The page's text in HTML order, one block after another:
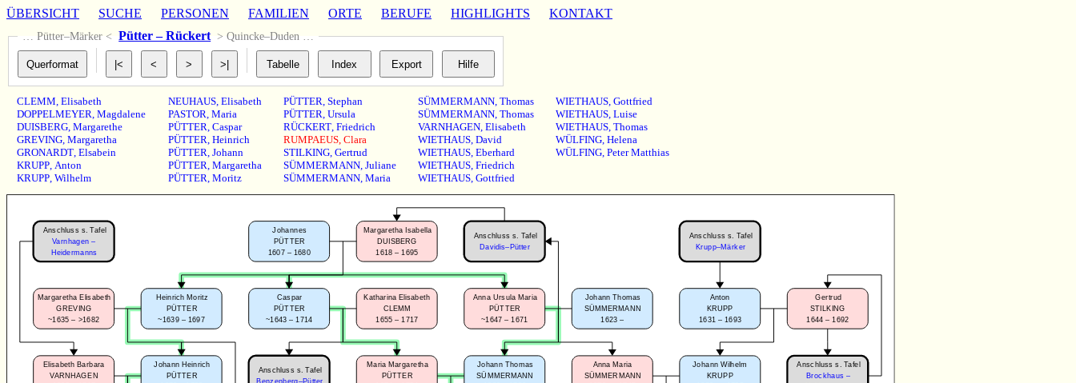
ÜBERSICHT SUCHE PERSONEN FAMILIEN ORTE BERUFE HIGHLIGHTS KONTAKT
… Pütter–Märker < Pütter – Rückert > Quincke–Duden …
CLEMM ,Elisabeth
DOPPELMEYER ,Magdalene
DUISBERG ,Margarethe
GREVING ,Margaretha
GRONARDT ,Elsabein
KRUPP Anton
KRUPP ,Wilhelm
NEUHAUS, Elisabeth
PASTOR Maria
PÜTTER Caspar
PÜTTER Heinrich
PÜTTER Johann
PÜTTER Margaretha
PÜTTER Moritz
PÜTTER Stephan
PÜTTER Ursula
RÜCKERT, Friedrich
RUMPAEUS, Clara
STILKING, Gertrud
SÜMMERMANN, Juliane
SÜMMERMANN, Maria
SÜMMERMANN, Thomas
SÜMMERMANN, Thomas
VARNHAGEN, Elisabeth
WIETHAUS, David
WIETHAUS, Eberhard
WIETHAUS, Friedrich
WIETHAUS, Gottfried
WIETHAUS, Gottfried
WIETHAUS, Luise
WIETHAUS, Thomas
WÜLFING, Helena
WÜLFING, Peter Matthias
Johannes
PÜTTER
1607 – 1680
Margaretha Isabella
DUISBERG
1618 – 1695
Anschluss s. Tafel
Davidis–Pütter
Heinrich Moritz
PÜTTER
~1639 – 1697
Margaretha Elisabeth
GREVING
~1635 – >1682
Johann Heinrich
PÜTTER
Elisabeth Barbara
VARNHAGEN
Anschluss s. Tafel
Anschluss s. Tafel
Varnhagen –
Heidermanns
Caspar
PÜTTER
~1643 – 1714
Katharina Elisabeth
CLEMM
1655 – 1717
Johann Thomas
SÜMMERMANN
Maria Margaretha
PÜTTER
Johann Thomas
SÜMMERMANN
1623 –
Anna Ursula Maria
PÜTTER
~1647 – 1671
Johann Wilhelm
KRUPP
Anna Maria
SÜMMERMANN
Anton
KRUPP
1631 – 1693
Gertrud
STILKING
1644 – 1692
Anschluss s. Tafel
Krupp–Märker
Anschluss s. Tafel
Brockhaus –